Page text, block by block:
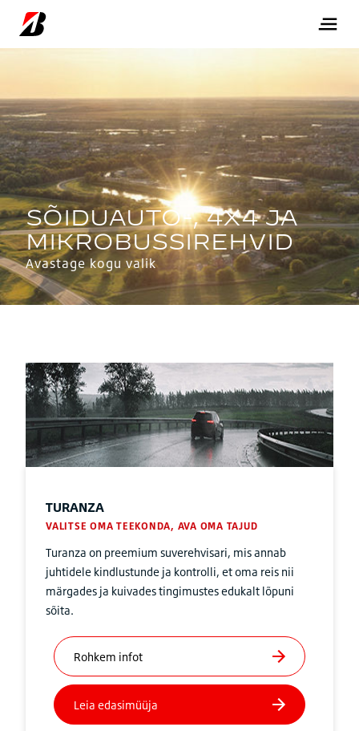
Avastage kogu valik
TURANZA
VALITSE OMA TEEKONDA, AVA OMA TAJUD
Turanza on preemium suverehvisari, mis annab
juhtidele kindlustunde ja kontrolli, et oma reis nii
märgades ja kuivades tingimustes edukalt lõpuni
sõita.